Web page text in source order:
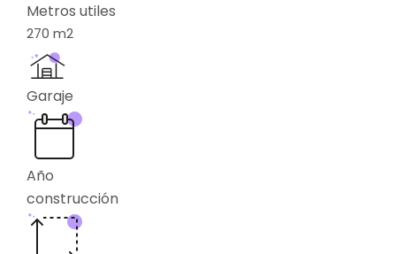
Metros utiles
270 m2
Garaje
Año
construcción